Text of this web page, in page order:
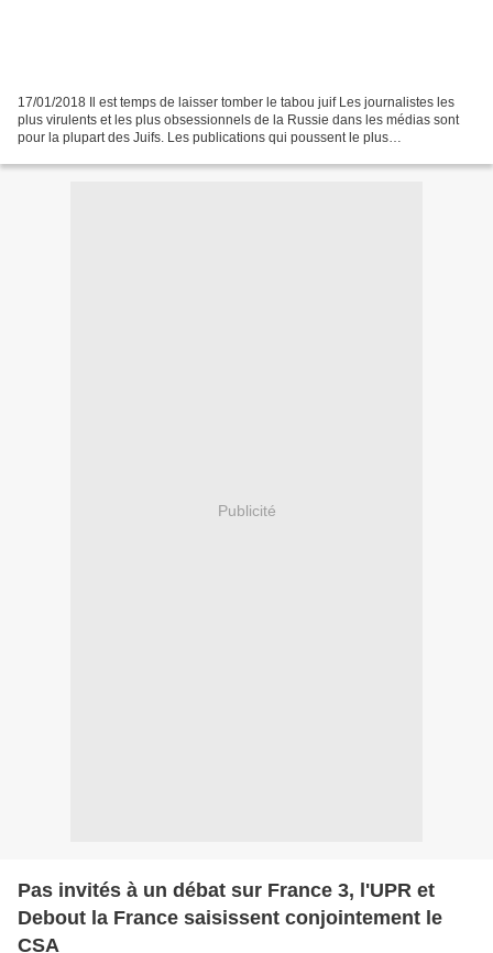
17/01/2018 Il est temps de laisser tomber le tabou juif Les journalistes les
plus virulents et les plus obsessionnels de la Russie dans les médias sont
pour la plupart des Juifs. Les publications qui poussent le plus
Publicité
Pas invités à un débat sur France 3, l'UPR et
Debout la France saisissent conjointement le
CSA